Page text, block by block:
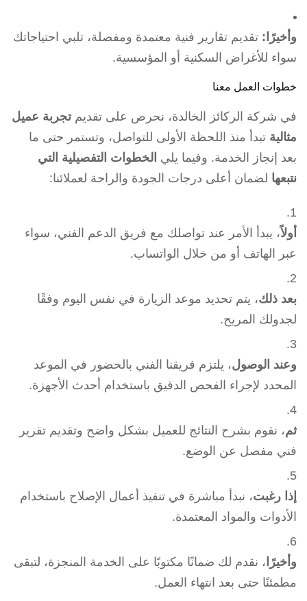
وأخيرًا: تقديم تقارير فنية معتمدة ومفصلة، تلبي احتياجاتك
سواء للأغراض السكنية أو المؤسسية.
خطوات العمل معنا
في شركة الركائز الخالدة، نحرص على تقديم تجربة عميل
مثالية تبدأ منذ اللحظة الأولى للتواصل، وتستمر حتى ما
بعد إنجاز الخدمة. وفيما يلي الخطوات التفصيلية التي
نتبعها لضمان أعلى درجات الجودة والراحة لعملائنا:
أولاً، يبدأ الأمر عند تواصلك مع فريق الدعم الفني، سواء
عبر الهاتف أو من خلال الواتساب.
بعد ذلك، يتم تحديد موعد الزيارة في نفس اليوم وفقًا
لجدولك المريح.
وعند الوصول، يلتزم فريقنا الفني بالحضور في الموعد
المحدد لإجراء الفحص الدقيق باستخدام أحدث الأجهزة.
ثم، نقوم بشرح النتائج للعميل بشكل واضح وتقديم تقرير
فني مفصل عن الوضع.
إذا رغبت، نبدأ مباشرة في تنفيذ أعمال الإصلاح باستخدام
الأدوات والمواد المعتمدة.
وأخيرًا ، نقدم لك ضمانًا مكتوبًا على الخدمة المنجزة، لتبقى
مطمئنًا حتى بعد انتهاء العمل.